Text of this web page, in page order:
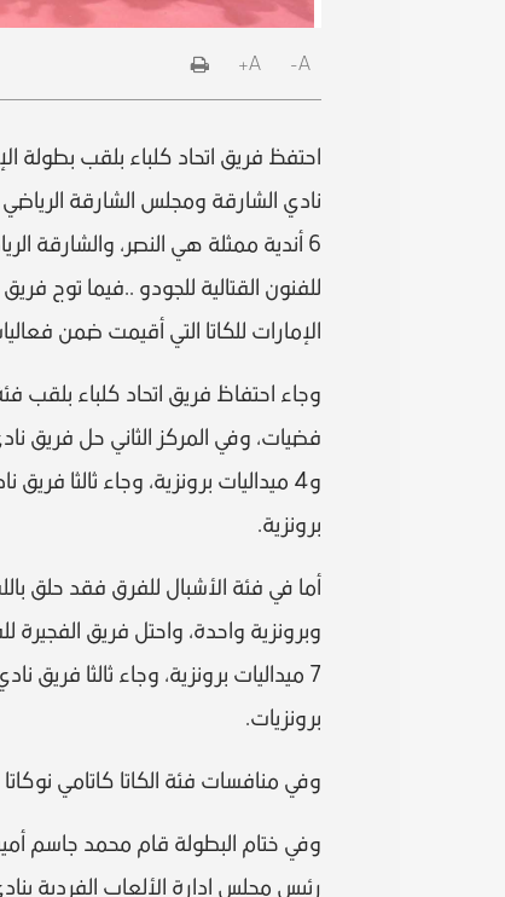
A-
A+
احتفظ فريق اتحاد كلباء بلقب بطولة
6 أندية ممثلة هي النصر، والشارقة
للفنون القتالية للجودو ..فيما توج
الإمارات للكاتا التي أقيمت ضمن
برونزية.
برونزيات.
وفي منافسات فئة الكاتا كاتامي
وفي ختام البطولة قام محمد جاسم
رئيس مجلس إدارة الألعاب الفردية